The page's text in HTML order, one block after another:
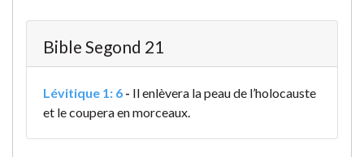
Bible Segond 21
Lévitique 1: 6 - Il enlèvera la peau de l’holocauste
et le coupera en morceaux.